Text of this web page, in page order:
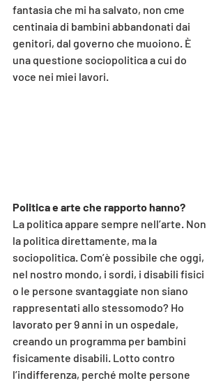
fantasia che mi ha salvato, non cme
centinaia di bambini abbandonati dai
genitori, dal governo che muoiono. È
una questione sociopolitica a cui do
voce nei miei lavori.
Politica e arte che rapporto hanno?
La politica appare sempre nell’arte. Non
la politica direttamente, ma la
sociopolitica. Com’è possibile che oggi,
nel nostro mondo, i sordi, i disabili fisici
o le persone svantaggiate non siano
rappresentati allo stessomodo? Ho
lavorato per 9 anni in un ospedale,
creando un programma per bambini
fisicamente disabili. Lotto contro
l’indifferenza, perché molte persone